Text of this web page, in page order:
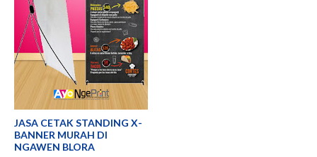
JASA CETAK STANDING X-
BANNER MURAH DI
NGAWEN BLORA